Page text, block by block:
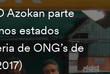
Azokan parte
estados
de ONG’s de